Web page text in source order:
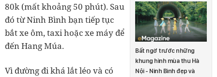
Bất ngờ trước những
khung hình mùa thu Hà
Nội - Ninh Bình đẹp và
80k (mất khoảng 50 phút). Sau
đó từ Ninh Bình bạn tiếp tục
bắt xe ôm, taxi hoặc xe máy để
đến Hang Múa.
Vì đường đi khá lắt léo và có